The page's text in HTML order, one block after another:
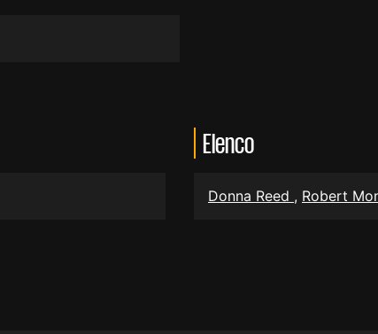
Elenco
Donna Reed , Robert